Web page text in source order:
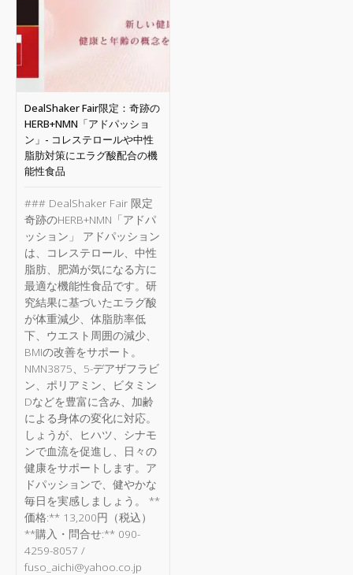
DealShaker Fair限定：奇跡の
HERB+NMN「アドパッショ
ン」- コレステロールや中性
脂肪対策にエラグ酸配合の機
能性食品
### DealShaker Fair 限定
奇跡のHERB+NMN「アドパ
ッション」 アドパッション
は、コレステロール、中性
脂肪、肥満が気になる方に
最適な機能性食品です。研
究結果に基づいたエラグ酸
が体重減少、体脂肪率低
下、ウエスト周囲の減少、
BMIの改善をサポート。
NMN3875、5-デアザフラビ
ン、ポリアミン、ビタミン
Dなどを豊富に含み、加齢
による身体の変化に対応。
しょうが、ヒハツ、シナモ
ンで血流を促進し、日々の
健康をサポートします。ア
ドパッションで、健やかな
毎日を実感しましょう。 **
価格:** 13,200円（税込）
**購入・問合せ:** 090-
4259-8057 /
fuso_aichi@yahoo.co.jp